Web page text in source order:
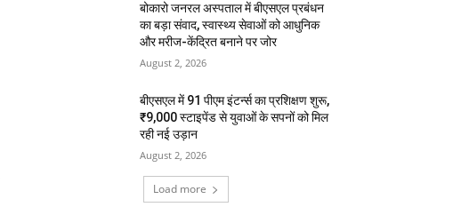
बोकारो जनरल अस्पताल में बीएसएल प्रबंधन
का बड़ा संवाद, स्वास्थ्य सेवाओं को आधुनिक
और मरीज-केंद्रित बनाने पर जोर
August 2, 2026
बीएसएल में 91 पीएम इंटर्न्स का प्रशिक्षण शुरू,
₹9,000 स्टाइपेंड से युवाओं के सपनों को मिल
रही नई उड़ान
August 2, 2026
Load more